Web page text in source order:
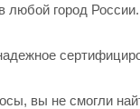
любой город России.
вы не смогли